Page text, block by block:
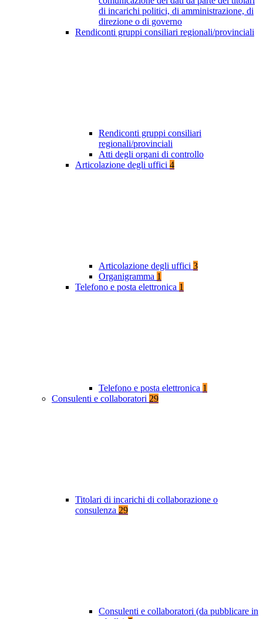
di incarichi politici, di amministrazione, di
direzione o di governo
Rendiconti gruppi consiliari regionali/provinciali
Rendiconti gruppi consiliari
regionali/provinciali
Atti degli organi di controllo
Articolazione degli uffici 4
Articolazione degli uffici 3
Organigramma 1
Telefono e posta elettronica 1
Telefono e posta elettronica 1
Consulenti e collaboratori 29
Titolari di incarichi di collaborazione o
consulenza 29
Consulenti e collaboratori (da pubblicare in